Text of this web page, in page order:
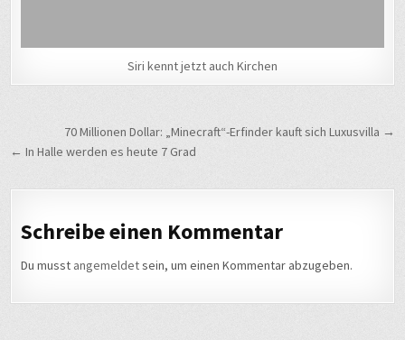
Siri kennt jetzt auch Kirchen
Beitragsnavigation
70 Millionen Dollar: „Minecraft“-Erfinder kauft sich Luxusvilla →
← In Halle werden es heute 7 Grad
Schreibe einen Kommentar
Du musst angemeldetsein, um einen Kommentar abzugeben.